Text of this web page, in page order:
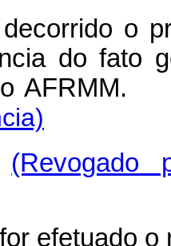
o
do fato
AFRMM.
(Revogado
efetuado